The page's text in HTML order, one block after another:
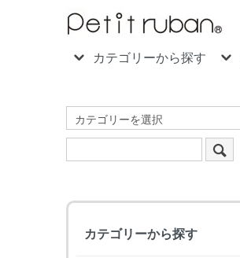
カテゴリーから探す
カテゴリーから探す